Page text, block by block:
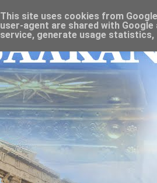
This site uses cookies from
user-agent are shared with
service, generate usage statistics,